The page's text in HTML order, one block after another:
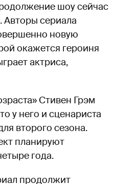
шоу сейчас
Авторы сериала
новую
окажется героиня
актриса,
Стивен Грэм
у него и сценариста
второго сезона.
планируют
года.
продолжит